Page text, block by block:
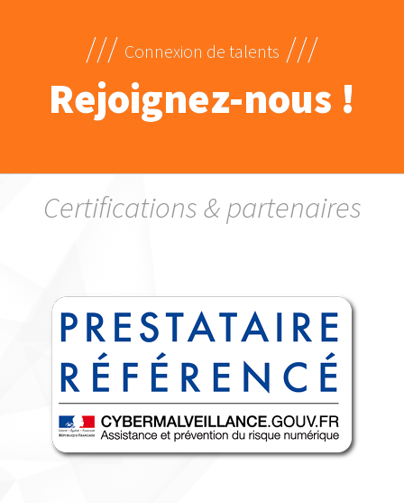
/// Connexion de talents ///
Rejoignez-nous !
Certifications & partenaires